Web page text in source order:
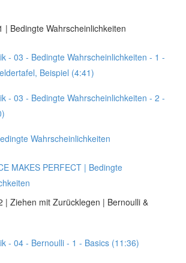
| Bedingte Wahrscheinlichkeiten
- 03 - Bedingte Wahrscheinlichkeiten - 1 -
Beispiel (4:41)
- 03 - Bedingte Wahrscheinlichkeiten - 2 -
Wahrscheinlichkeiten
MAKES PERFECT | Bedingte
| Ziehen mit Zurücklegen | Bernoulli &
- 04 - Bernoulli - 1 - Basics (11:36)